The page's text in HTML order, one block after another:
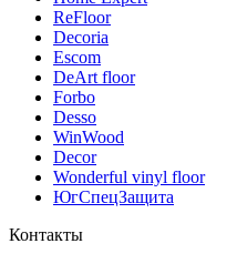
ReFloor
Decoria
Escom
DeArt floor
Forbo
Desso
WinWood
Decor
Wonderful vinyl floor
ЮгСпецЗащита
Контакты